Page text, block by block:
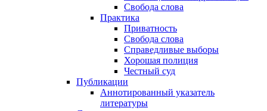
Свобода слова
Практика
Приватность
Свобода слова
Справедливые выборы
Хорошая полиция
Честный суд
Публикации
Аннотированный указатель
литературы